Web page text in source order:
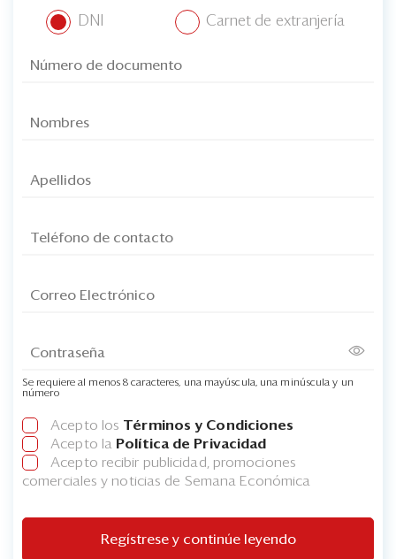
DNI Carnet de extranjería
Se requiere al menos 8 caracteres, una mayúscula, una minúscula y un
número
Acepto los Términos y Condiciones
Acepto la Política de Privacidad
Acepto recibir publicidad, promociones
comerciales y noticias de Semana Económica
Regístrese y continúe leyendo